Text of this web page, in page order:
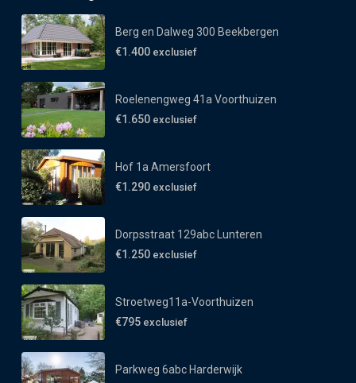
Berg en Dalweg 300 Beekbergen
€1.400 exclusief
Roelenengweg 41a Voorthuizen
€1.650 exclusief
Hof 1a Amersfoort
€1.290 exclusief
Dorpsstraat 129abc Lunteren
€1.250 exclusief
Stroetweg11a-Voorthuizen
€795 exclusief
Parkweg 6abc Harderwijk